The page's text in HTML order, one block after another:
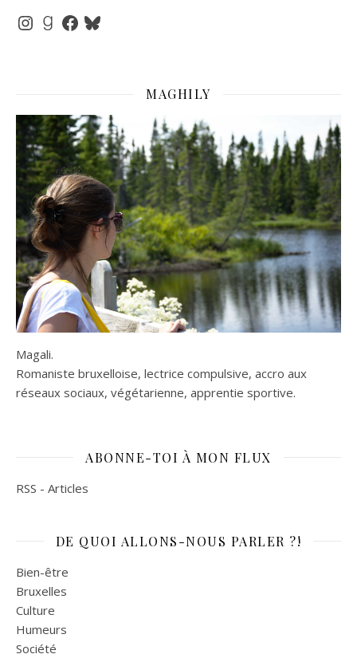
Instagram
Goodreads
Facebook
Bluesky
MAGHILY
Magali.
Romaniste bruxelloise, lectrice compulsive, accro aux
réseaux sociaux, végétarienne, apprentie sportive.
ABONNE-TOI À MON FLUX
RSS - Articles
DE QUOI ALLONS-NOUS PARLER ?!
Bien-être
Bruxelles
Culture
Humeurs
Société